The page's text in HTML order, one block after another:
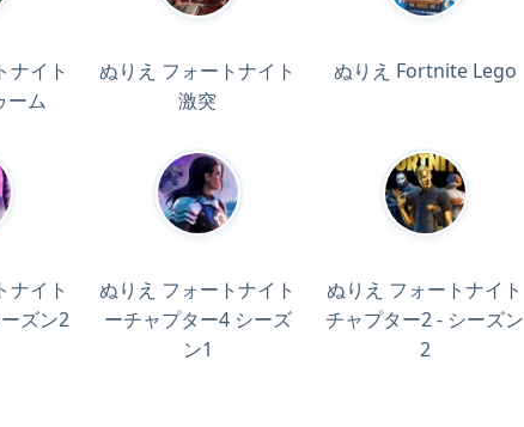
ナイト
ーム
ぬりえ フォートナイト
激突
ぬりえ Fortnite Lego
ナイト
ズン2
ぬりえ フォートナイト
ーチャプター4 シーズ
ン1
ぬりえ フォートナイト
チャプター2 - シーズン
2